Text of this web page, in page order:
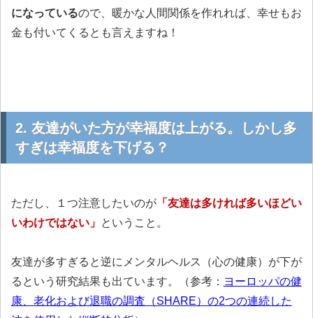
になっているので、暖かな人間関係を作れれば、幸せもお
金も付いてくるとも言えますね！
2. 友達がいた方が幸福度は上がる。しかし多
すぎは幸福度を下げる？
ただし、１つ注意したいのが「友達は多ければ多いほどい
いわけではない」 ということ。
友達が多すぎると逆にメンタルヘルス（心の健康）が下が
るという研究結果も出ています。（参考： ヨーロッパの健
康、老化および退職の調査（SHARE）の2つの連続した